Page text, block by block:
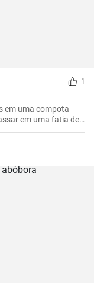
1
em uma compota
em uma fatia de